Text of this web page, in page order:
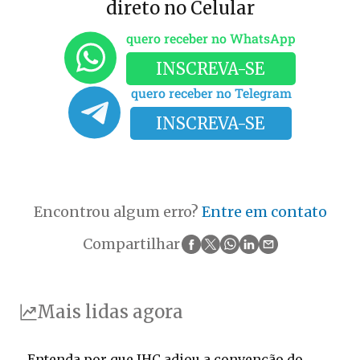
direto no Celular
quero receber no WhatsApp
INSCREVA-SE
quero receber no Telegram
INSCREVA-SE
Encontrou algum erro? Entre em contato
Compartilhar
Mais lidas agora